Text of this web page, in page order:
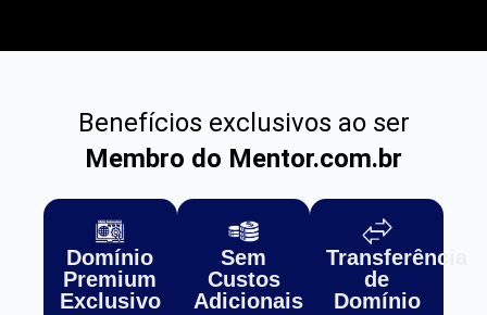
Benefícios exclusivos ao ser
Membro do Mentor.com.br
Domínio
Premium
Exclusivo
Sem
Custos
Adicionais
Transferência
de
Domínio